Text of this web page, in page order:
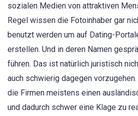
sozialen Medien von attraktiven
Regel wissen die Fotoinhaber gar
benutzt werden um auf Dating-
erstellen. Und in deren Namen
führen. Das ist natürlich juristisch
auch schwierig dagegen
die Firmen meistens einen
und dadurch schwer eine Klage zu